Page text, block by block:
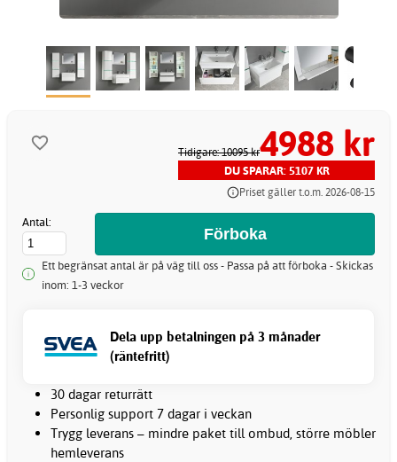
Tidigare: 10095 kr4988 kr
DU SPARAR: 5107 KR
Priset gäller t.o.m. 2026-08-15
Antal:
Ett begränsat antal är på väg till oss - Passa på att förboka - Skickas
inom: 1-3 veckor
Dela upp betalningen på 3 månader
(räntefritt)
30 dagar returrätt
Personlig support 7 dagar i veckan
Trygg leverans – mindre paket till ombud, större möbler
hemleverans